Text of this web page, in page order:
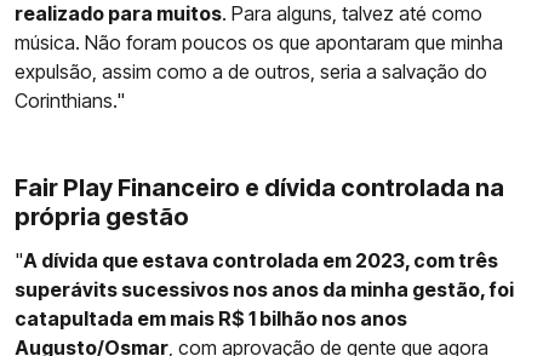
realizado para muitos. Para alguns, talvez até como
música. Não foram poucos os que apontaram que minha
expulsão, assim como a de outros, seria a salvação do
Corinthians."
Fair Play Financeiro e dívida controlada na
própria gestão
"A dívida que estava controlada em 2023, com três
superávits sucessivos nos anos da minha gestão, foi
catapultada em mais R$ 1 bilhão nos anos
Augusto/Osmar, com aprovação de gente que agora